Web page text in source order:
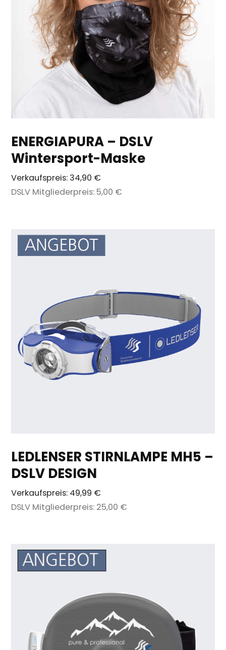
ENERGIAPURA – DSLV
Wintersport-Maske
Verkaufspreis: 34,90 €
DSLV Mitgliederpreis: 5,00 €
LEDLENSER STIRNLAMPE MH5 –
DSLV DESIGN
Verkaufspreis: 49,99 €
DSLV Mitgliederpreis: 25,00 €